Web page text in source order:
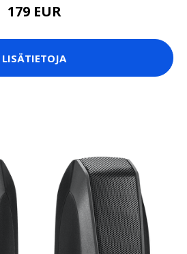
179 EUR
LISÄTIETOJA